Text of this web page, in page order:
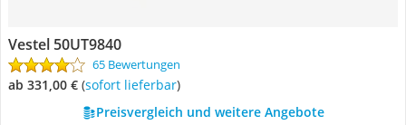
Vestel 50UT9840
65 Bewertungen
ab 331,00 € ( Sofort lieferbar)
Preisvergleich und weitere Angebote